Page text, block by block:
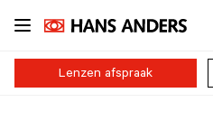
Ga
naar
inhoud
Lenzen afspraak